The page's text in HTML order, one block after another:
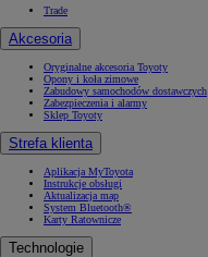
Trade
Akcesoria
Oryginalne akcesoria Toyoty
Opony i koła zimowe
Zabudowy samochodów dostawczych
Zabezpieczenia i alarmy
Sklep Toyoty
Strefa klienta
Aplikacja MyToyota
Instrukcje obsługi
Aktualizacja map
System Bluetooth®
Karty Ratownicze
Technologie